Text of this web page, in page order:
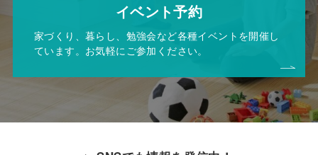
イベント予約
家づくり、暮らし、勉強会など各種イベントを開催し
ています。お気軽にご参加ください。